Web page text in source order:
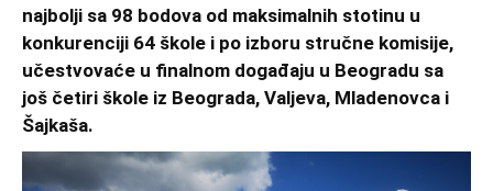
najbolji sa 98 bodova od maksimalnih stotinu u
konkurenciji 64 škole i po izboru stručne komisije,
učestvovaće u finalnom događaju u Beogradu sa
još četiri škole iz Beograda, Valjeva, Mladenovca i
Šajkaša.